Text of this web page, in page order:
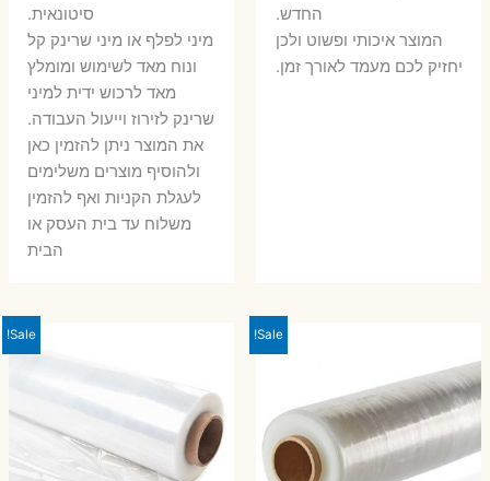
החדש.
המוצר איכותי ופשוט ולכן
יחזיק לכם מעמד לאורך זמן.
סיטונאית.
מיני לפלף או מיני שרינק קל
ונוח מאד לשימוש ומומלץ
מאד לרכוש ידית למיני
שרינק לזירוז וייעול העבודה.
את המוצר ניתן להזמין כאן
ולהוסיף מוצרים משלימים
לעגלת הקניות ואף להזמין
משלוח עד בית העסק או
הבית
Sale!
Sale!